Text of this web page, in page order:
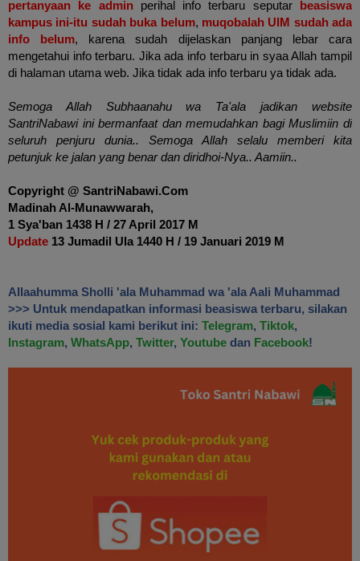
pertanyaan ke adminperihal info terbaru seputar beasiswa
kampus ini-itu sudah buka belum, muqobalah UIM sudah ada
info belum, karena sudah dijelaskan panjang lebar cara
mengetahui info terbaru. Jika ada info terbaru in syaa Allah tampil
di halaman utama web. Jika tidak ada info terbaru ya tidak ada.
Semoga Allah Subhaanahu wa Ta'ala jadikan website
SantriNabawi ini bermanfaat dan memudahkan bagi Muslimiin di
seluruh penjuru dunia.. Semoga Allah selalu memberi kita
petunjuk ke jalan yang benar dan diridhoi-Nya.. Aamiin..
Copyright @ SantriNabawi.Com
Madinah Al-Munawwarah,
1 Sya'ban 1438 H / 27 April 2017 M
Update 13 Jumadil Ula 1440 H / 19 Januari 2019 M
Allaahumma Sholli 'ala Muhammad wa 'ala Aali Muhammad
>>> Untuk mendapatkan informasi beasiswa terbaru, silakan
ikuti media sosial kami berikut ini: Telegram, Tiktok,
Instagram, WhatsApp, Twitter, Youtube dan Facebook!